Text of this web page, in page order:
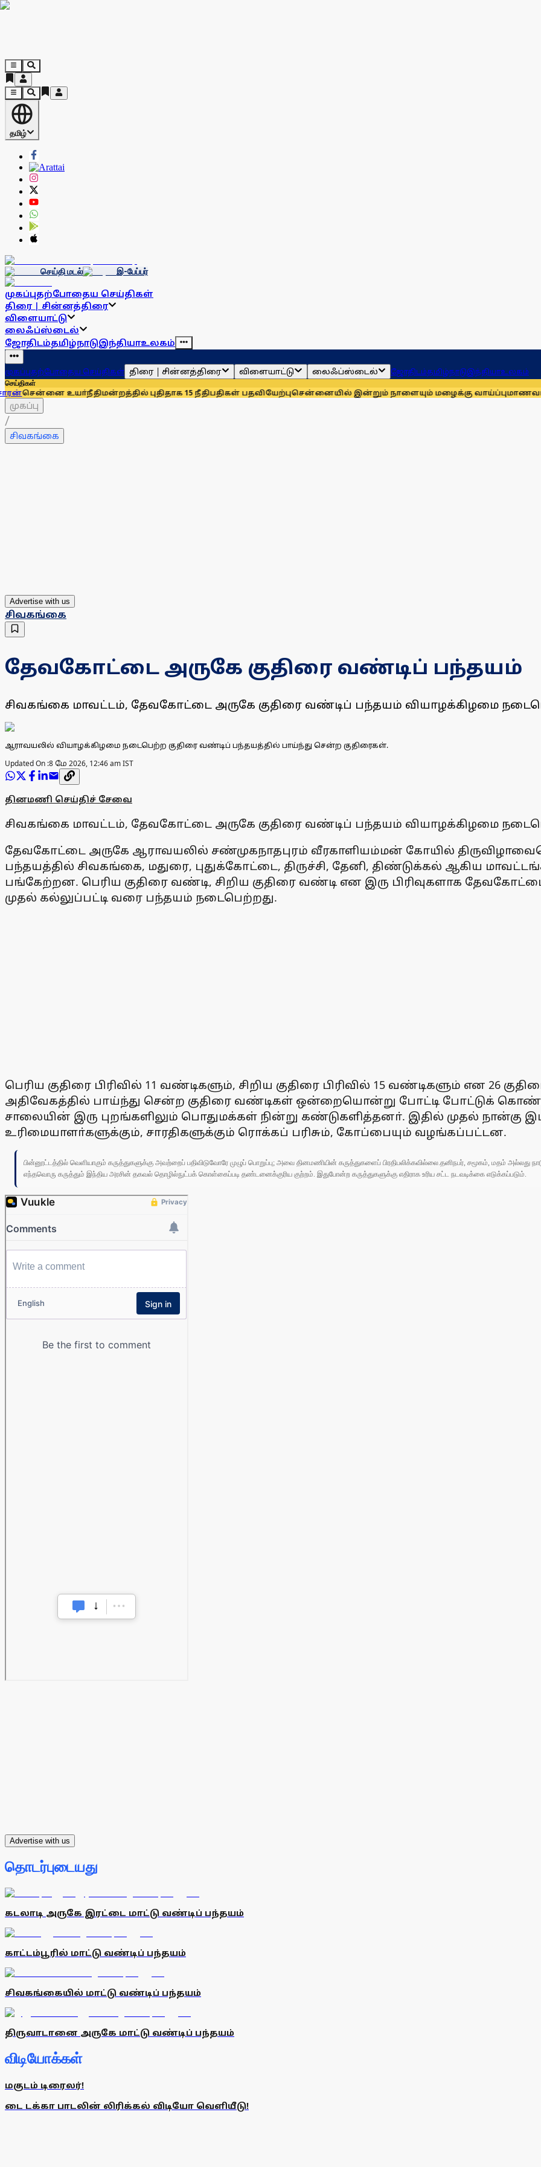
தமிழ்
செய்தி மடல் இ-பேப்பர்
முகப்புதற்போதைய செய்திகள்
திரை | சின்னத்திரை
விளையாட்டு
லைஃப்ஸ்டைல்
ஜோதிடம்தமிழ்நாடுஇந்தியாஉலகம்
முகப்புதற்போதைய செய்திகள் திரை | சின்னத்திரை விளையாட்டு லைஃப்ஸ்டைல் ஜோதிடம்தமிழ்நாடுஇந்தியாஉலகம்
செய்திகள்
உயா்நீதிமன்றத்தில் புதிதாக 15 நீதிபதிகள் பதவியேற்புசென்னையில் இன்றும் நாளையும் மழைக்கு வாய்ப்புமாணவர்களுக்காக
முகப்பு
/
சிவகங்கை
Advertise with us
சிவகங்கை
தேவகோட்டை அருகே குதிரை வண்டிப் பந்தயம்
சிவகங்கை மாவட்டம், தேவகோட்டை அருகே குதிரை வண்டிப் பந்தயம் வியாழக்கிழமை
ஆராவயலில் வியாழக்கிழமை நடைபெற்ற குதிரை வண்டிப் பந்தயத்தில் பாய்ந்து சென்ற குதிரைகள்.
Updated On :8 மே 2026, 12:46 am IST
தினமணி செய்திச் சேவை
சிவகங்கை மாவட்டம், தேவகோட்டை அருகே குதிரை வண்டிப் பந்தயம் வியாழக்கிழமை
தேவகோட்டை அருகே ஆராவயலில் சண்முகநாதபுரம் வீரகாளியம்மன் கோயில்
பந்தயத்தில் சிவகங்கை, மதுரை, புதுக்கோட்டை, திருச்சி, தேனி, திண்டுக்கல் ஆகிய
பங்கேற்றன. பெரிய குதிரை வண்டி, சிறிய குதிரை வண்டி என இரு பிரிவுகளாக
முதல் கல்லுப்பட்டி வரை பந்தயம் நடைபெற்றது.
பெரிய குதிரை பிரிவில் 11 வண்டிகளும், சிறிய குதிரை பிரிவில் 15 வண்டிகளும் என 26
அதிவேகத்தில் பாய்ந்து சென்ற குதிரை வண்டிகள் ஒன்றையொன்று போட்டி போட்டுக்
சாலையின் இரு புறங்களிலும் பொதுமக்கள் நின்று கண்டுகளித்தனா். இதில் முதல் நான்கு
உரிமையாளா்களுக்கும், சாரதிகளுக்கும் ரொக்கப் பரிசும், கோப்பையும் வழங்கப்பட்டன.
பின்னூட்டத்தில் வெளியாகும் கருத்துகளுக்கு அவற்றைப் பதிவிடுவோரே முழுப் பொறுப்பு; அவை தினமணியின் கருத்துகளைப் பிரதிபலிக்கவில்லை.தனிநபர், சமூகம், மதம் அல்லது
எந்தவொரு கருத்தும் இந்திய அரசின் தகவல் தொழில்நுட்பக் கொள்கைப்படி தண்டனைக்குரிய குற்றம். இதுபோன்ற கருத்துகளுக்கு எதிராக உரிய சட்ட நடவடிக்கை எடுக்கப்படும்.
Advertise with us
தொடர்புடையது
கடலாடி அருகே இரட்டை மாட்டு வண்டிப் பந்தயம்
காட்டம்பூரில் மாட்டு வண்டிப் பந்தயம்
சிவகங்கையில் மாட்டு வண்டிப் பந்தயம்
திருவாடானை அருகே மாட்டு வண்டிப் பந்தயம்
விடியோக்கள்
மகுடம் டிரைலர்!
டை டக்கா பாடலின் லிரிக்கல் விடியோ வெளியீடு!